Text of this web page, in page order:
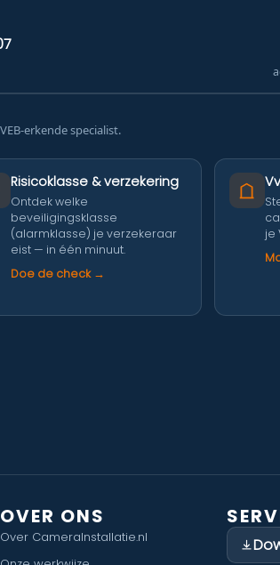
erkende specialist.
Risicoklasse & verzekering
Ontdek welke
beveiligingsklasse
(alarmklasse) je verzekeraar
eist — in één minuut.
Doe de check →
je
OVER ONS
Over CameraInstallatie.nl